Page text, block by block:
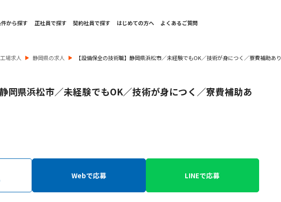
から探す 正社員で探す 契約社員で探す はじめての方へ よくあるご質問
工場求人 静岡県の求人 【設備保全の技術職】静岡県浜松市／未経験でもOK／技術が身につく／寮費補助あり
岡県浜松市／未経験でもOK／技術が身につく／寮費補助あ
Webで応募 LINEで応募